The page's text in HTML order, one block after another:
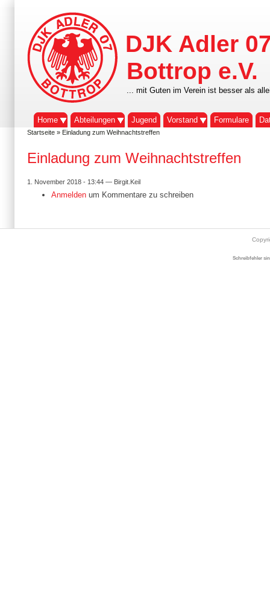
DJK Adler
Bottrop e.V.
... mit Guten im Verein ist besser als
Home Abteilungen Jugend Vorstand Formulare
Startseite » Einladung zum Weihnachtstreffen
Einladung zum Weihnachtstreffen
1. November 2018 - 13:44 — Birgit.Keil
Anmelden um Kommentare zu schreiben
Schreibfehler